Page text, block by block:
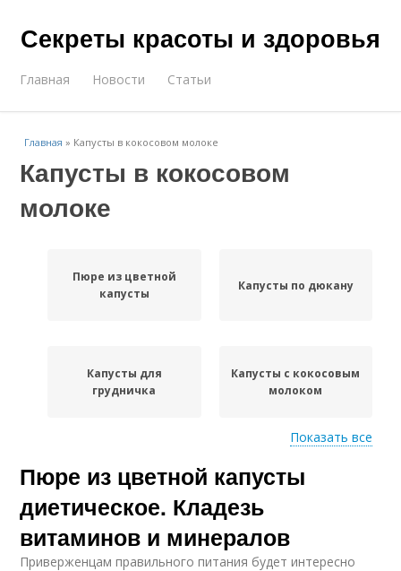
Секреты красоты и здоровья
Главная Новости Статьи
Главная » Капусты в кокосовом молоке
Капусты в кокосовом
молоке
Пюре из цветной
капусты
Капусты по дюкану
Капусты для
грудничка
Капусты с кокосовым
молоком
Гарнир из цветной
капусты
Капусты без масла
Показать все
Пюре из цветной капусты
диетическое. Кладезь
витаминов и минералов
Приверженцам правильного питания будет интересно